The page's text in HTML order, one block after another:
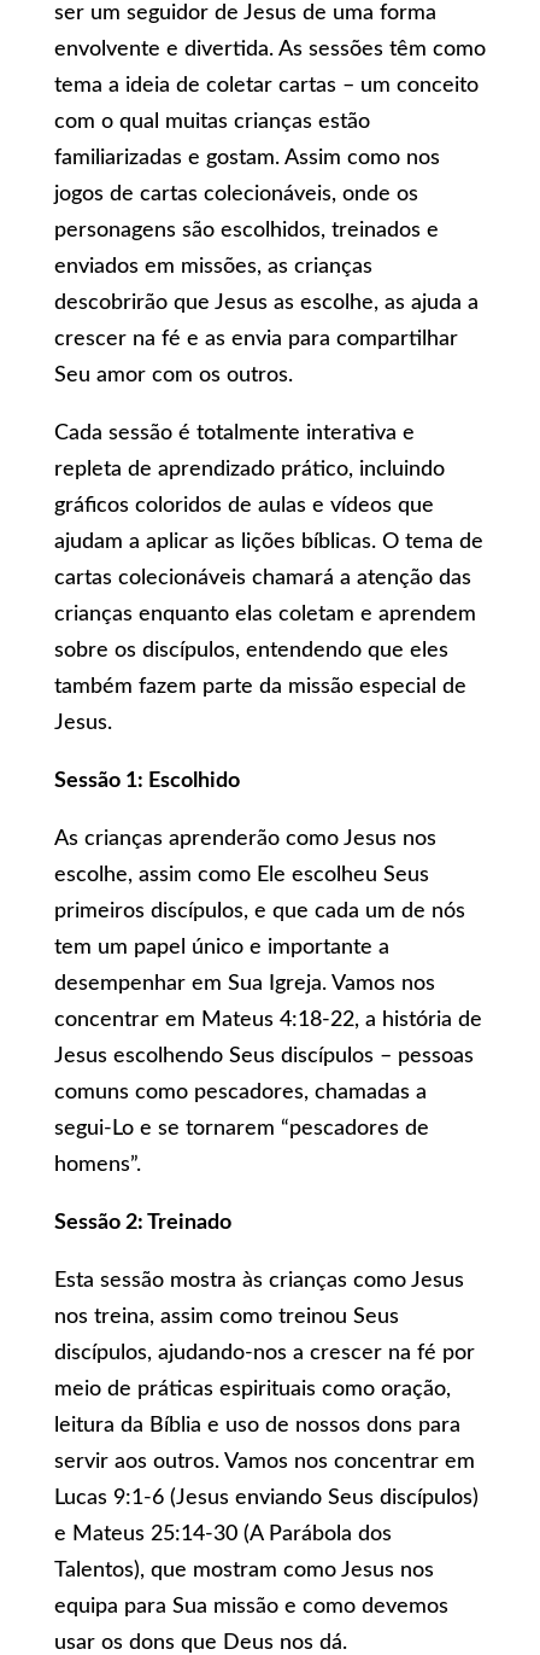
ser um seguidor de Jesus de uma forma
envolvente e divertida. As sessões têm como
tema a ideia de coletar cartas – um conceito
com o qual muitas crianças estão
familiarizadas e gostam. Assim como nos
jogos de cartas colecionáveis, onde os
personagens são escolhidos, treinados e
enviados em missões, as crianças
descobrirão que Jesus as escolhe, as ajuda a
crescer na fé e as envia para compartilhar
Seu amor com os outros.
Cada sessão é totalmente interativa e
repleta de aprendizado prático, incluindo
gráficos coloridos de aulas e vídeos que
ajudam a aplicar as lições bíblicas. O tema de
cartas colecionáveis chamará a atenção das
crianças enquanto elas coletam e aprendem
sobre os discípulos, entendendo que eles
também fazem parte da missão especial de
Jesus.
Sessão 1: Escolhido
As crianças aprenderão como Jesus nos
escolhe, assim como Ele escolheu Seus
primeiros discípulos, e que cada um de nós
tem um papel único e importante a
desempenhar em Sua Igreja. Vamos nos
concentrar em Mateus 4:18-22, a história de
Jesus escolhendo Seus discípulos – pessoas
comuns como pescadores, chamadas a
segui-Lo e se tornarem “pescadores de
homens”.
Sessão 2: Treinado
Esta sessão mostra às crianças como Jesus
nos treina, assim como treinou Seus
discípulos, ajudando-nos a crescer na fé por
meio de práticas espirituais como oração,
leitura da Bíblia e uso de nossos dons para
servir aos outros. Vamos nos concentrar em
Lucas 9:1-6 (Jesus enviando Seus discípulos)
e Mateus 25:14-30 (A Parábola dos
Talentos), que mostram como Jesus nos
equipa para Sua missão e como devemos
usar os dons que Deus nos dá.